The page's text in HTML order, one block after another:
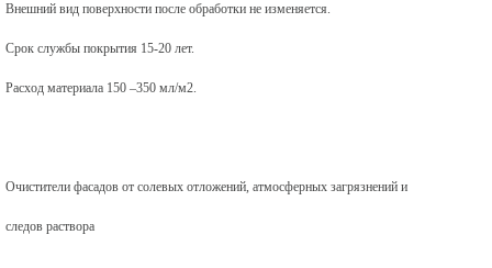
Внешний вид поверхности после обработки не изменяется.
Срок службы покрытия 15-20 лет.
Расход материала 150 –350 мл/м2.
Очистители фасадов от солевых отложений, атмосферных загрязнений и
следов раствора